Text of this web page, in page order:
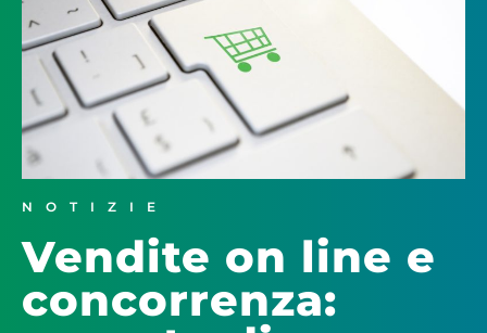
NOTIZIE
Vendite on line e
concorrenza: